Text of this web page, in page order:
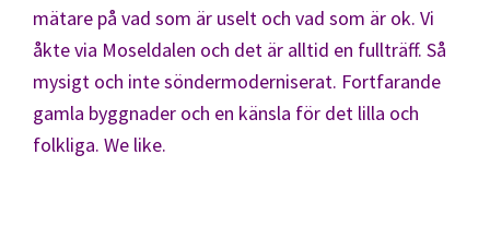
mätare på vad som är uselt och vad som är ok. Vi
åkte via Moseldalen och det är alltid en fullträff. Så
mysigt och inte söndermoderniserat. Fortfarande
gamla byggnader och en känsla för det lilla och
folkliga. We like.